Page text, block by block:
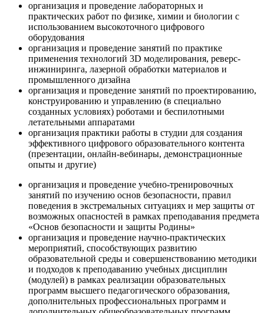
организация и проведение лабораторных и
практических работ по физике, химии и биологии с
использованием высокоточного цифрового
оборудования
организация и проведение занятий по практике
применения технологий 3D моделирования, реверс-
инжиниринга, лазерной обработки материалов и
промышленного дизайна
организация и проведение занятий по проектированию,
конструированию и управлению (в специально
созданных условиях) роботами и беспилотными
летательными аппаратами
организация практики работы в студии для создания
эффективного цифрового образовательного контента
(презентации, онлайн-вебинары, демонстрационные
опыты и другие)
организация и проведение учебно-тренировочных
занятий по изучению основ безопасности, правил
поведения в экстремальных ситуациях и мер защиты от
возможных опасностей в рамках преподавания предмета
«Основ безопасности и защиты Родины»
организация и проведение научно-практических
мероприятий, способствующих развитию
образовательной среды и совершенствованию методики
и подходов к преподаванию учебных дисциплин
(модулей) в рамках реализации образовательных
программ высшего педагогического образования,
дополнительных профессиональных программ и